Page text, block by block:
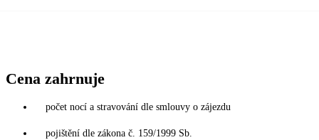
Cena zahrnuje
počet nocí a stravování dle smlouvy o zájezdu
pojištění dle zákona č. 159/1999 Sb.